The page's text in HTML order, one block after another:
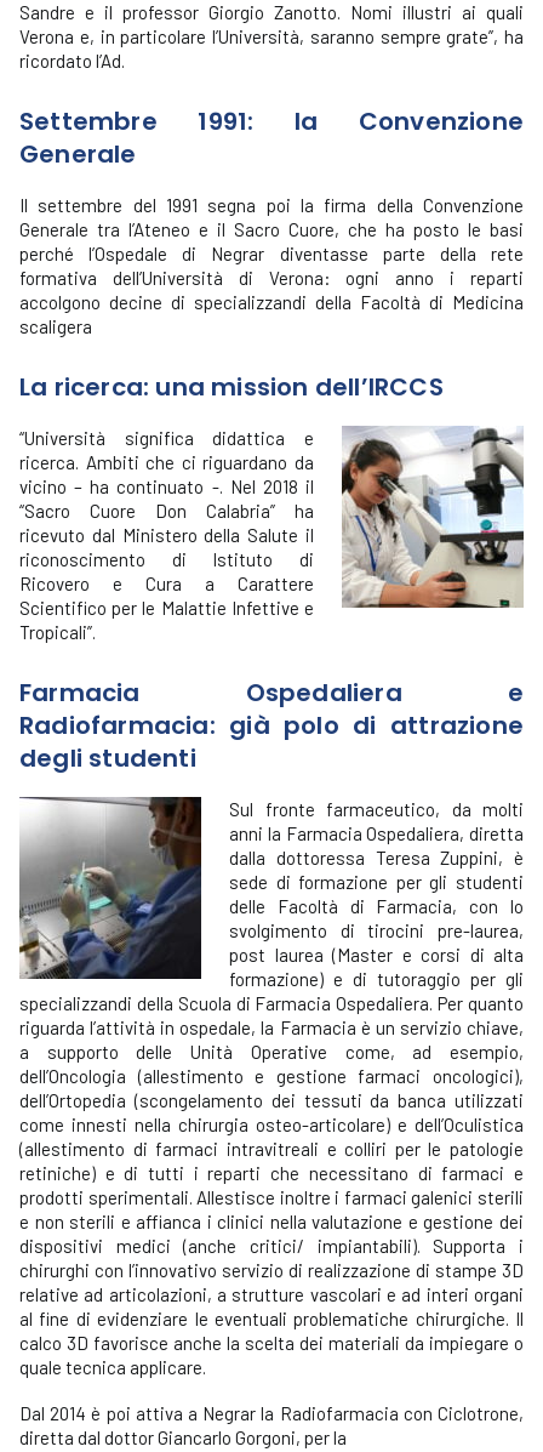
Sandre e il professor Giorgio Zanotto. Nomi illustri ai quali
Verona e, in particolare l’Università, saranno sempre grate”, ha
ricordato l’Ad.
Settembre 1991: la Convenzione
Generale
Il settembre del 1991 segna poi la firma della Convenzione
Generale tra l’Ateneo e il Sacro Cuore, che ha posto le basi
perché l’Ospedale di Negrar diventasse parte della rete
formativa dell’Università di Verona: ogni anno i reparti
accolgono decine di specializzandi della Facoltà di Medicina
scaligera
La ricerca: una mission dell’IRCCS
“Università significa didattica e
ricerca. Ambiti che ci riguardano da
vicino – ha continuato -. Nel 2018 il
“Sacro Cuore Don Calabria” ha
ricevuto dal Ministero della Salute il
riconoscimento di Istituto di
Ricovero e Cura a Carattere
Scientifico per le Malattie Infettive e
Tropicali”.
Farmacia Ospedaliera e
Radiofarmacia: già polo di attrazione
degli studenti
Sul fronte farmaceutico, da molti
anni la Farmacia Ospedaliera, diretta
dalla dottoressa Teresa Zuppini, è
sede di formazione per gli studenti
delle Facoltà di Farmacia, con lo
svolgimento di tirocini pre-laurea,
post laurea (Master e corsi di alta
formazione) e di tutoraggio per gli
specializzandi della Scuola di Farmacia Ospedaliera. Per quanto
riguarda l’attività in ospedale, la Farmacia è un servizio chiave,
a supporto delle Unità Operative come, ad esempio,
dell’Oncologia (allestimento e gestione farmaci oncologici),
dell’Ortopedia (scongelamento dei tessuti da banca utilizzati
come innesti nella chirurgia osteo-articolare) e dell’Oculistica
(allestimento di farmaci intravitreali e colliri per le patologie
retiniche) e di tutti i reparti che necessitano di farmaci e
prodotti sperimentali. Allestisce inoltre i farmaci galenici sterili
e non sterili e affianca i clinici nella valutazione e gestione dei
dispositivi medici (anche critici/ impiantabili). Supporta i
chirurghi con l’innovativo servizio di realizzazione di stampe 3D
relative ad articolazioni, a strutture vascolari e ad interi organi
al fine di evidenziare le eventuali problematiche chirurgiche. Il
calco 3D favorisce anche la scelta dei materiali da impiegare o
quale tecnica applicare.
Dal 2014 è poi attiva a Negrar la Radiofarmacia con Ciclotrone,
diretta dal dottor Giancarlo Gorgoni, per la